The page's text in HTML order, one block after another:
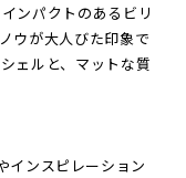
ンパクトのあるビリ
ウが大人びた印象で
ェルと、マットな質
ンスピレーション